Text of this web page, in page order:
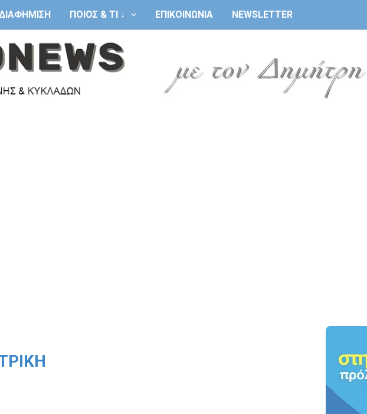
ΠΟΙΟΣ & ΤΙ ↓ ΕΠΙΚΟΙΝΩΝΙΑ NEWSLETTER